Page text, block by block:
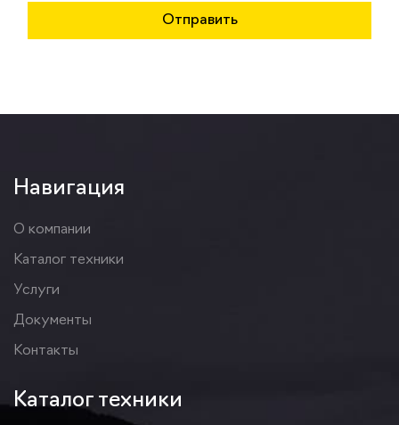
Навигация
О компании
Каталог техники
Услуги
Документы
Контакты
Каталог техники